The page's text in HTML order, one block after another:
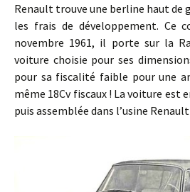
Renault trouve une berline haut de
les frais de développement. Ce
novembre 1961, il porte sur la
voiture choisie pour ses
pour sa fiscalité faible pour une
même 18Cv fiscaux ! La voiture est
puis assemblée dans l’usine